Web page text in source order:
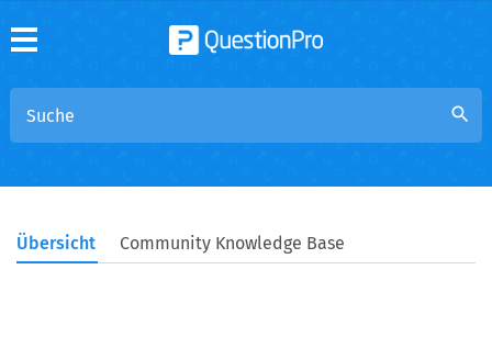
search
Übersicht Community Knowledge Base